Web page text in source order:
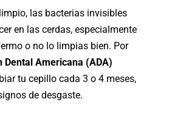
las bacterias invisibles
en las cerdas, especialmente
o no lo limpias bien. Por
Dental Americana (ADA)
tu cepillo cada 3 o 4 meses,
de desgaste.